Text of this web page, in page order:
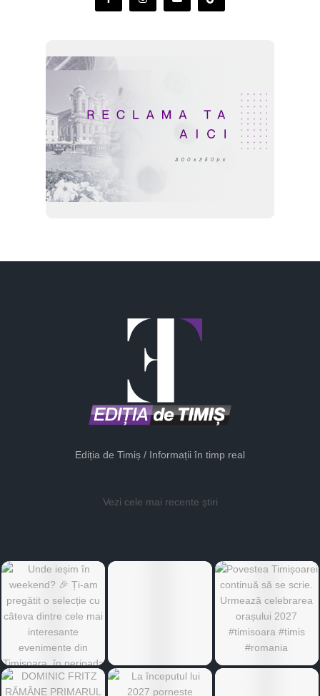
Ediția de Timiș / Informații în timp real
Vezi cele mai recente știri